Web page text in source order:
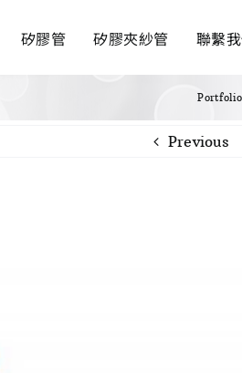
矽膠管 矽膠夾紗管 聯繫
Portfolio
Previous